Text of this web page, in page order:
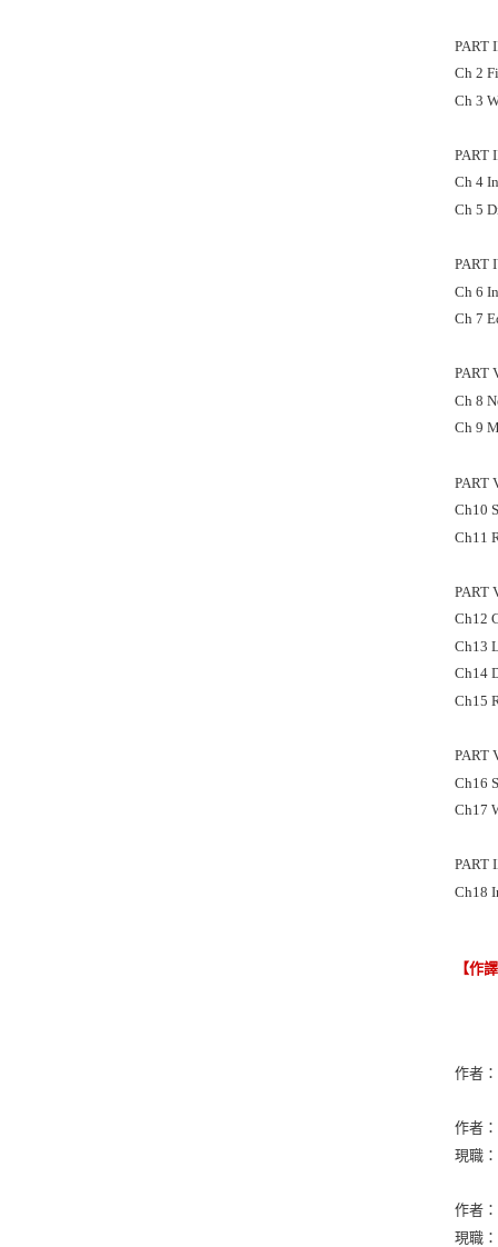
PART
Ch 2
Ch 3
PART
Ch 4
Ch 5
PART
Ch 6
Ch 7
PART
Ch 8
Ch 9
PART
Ch10
Ch11
PART
Ch12
Ch13
Ch14
Ch15
PART
Ch16
Ch17
PART
Ch18
【作
作者
作者
現職
作者
現職